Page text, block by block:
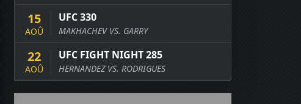
15
AOÛ
UFC 330
MAKHACHEV VS. GARRY
22
AOÛ
UFC FIGHT NIGHT 285
HERNANDEZ VS. RODRIGUES